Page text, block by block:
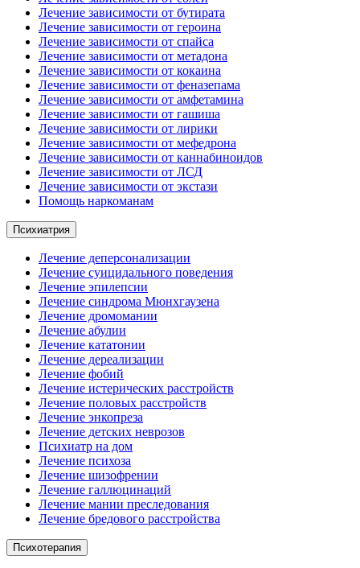
Лечение зависимости от бутирата
Лечение зависимости от героина
Лечение зависимости от спайса
Лечение зависимости от метадона
Лечение зависимости от кокаина
Лечение зависимости от феназепама
Лечение зависимости от амфетамина
Лечение зависимости от гашиша
Лечение зависимости от лирики
Лечение зависимости от мефедрона
Лечение зависимости от каннабиноидов
Лечение зависимости от ЛСД
Лечение зависимости от экстази
Помощь наркоманам
Психиатрия
Лечение деперсонализации
Лечение суицидального поведения
Лечение эпилепсии
Лечение синдрома Мюнхгаузена
Лечение дромомании
Лечение абулии
Лечение кататонии
Лечение дереализации
Лечение фобий
Лечение истерических расстройств
Лечение половых расстройств
Лечение энкопреза
Лечение детских неврозов
Психиатр на дом
Лечение психоза
Лечение шизофрении
Лечение галлюцинаций
Лечение мании преследования
Лечение бредового расстройства
Психотерапия